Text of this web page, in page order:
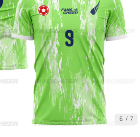
6 / 7